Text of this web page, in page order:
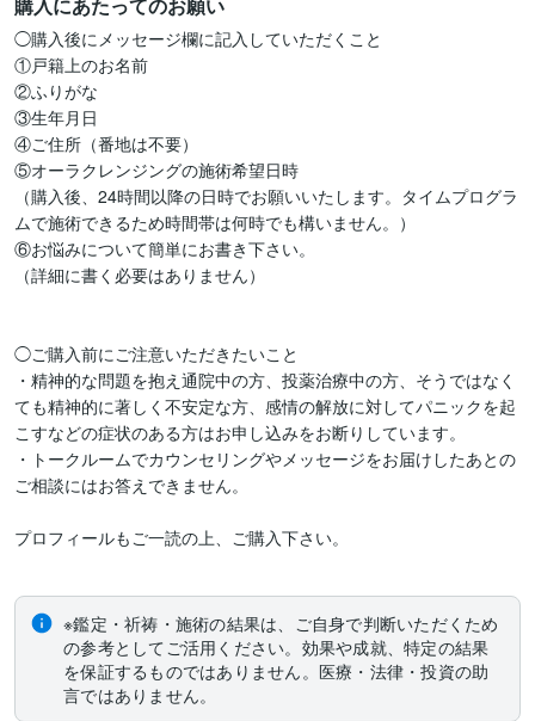
◯購入後にメッセージ欄に記入していただくこと
①戸籍上のお名前
②ふりがな
③生年月日
④ご住所（番地は不要）
⑤オーラクレンジングの施術希望日時
（購入後、24時間以降の日時でお願いいたします。タイムプログラ
ムで施術できるため時間帯は何時でも構いません。）
⑥お悩みについて簡単にお書き下さい。
（詳細に書く必要はありません）
◯ご購入前にご注意いただきたいこと
・精神的な問題を抱え通院中の方、投薬治療中の方、そうではなく
ても精神的に著しく不安定な方、感情の解放に対してパニックを起
こすなどの症状のある方はお申し込みをお断りしています。
・トークルームでカウンセリングやメッセージをお届けしたあとの
ご相談にはお答えできません。
プロフィールもご一読の上、ご購入下さい。
※鑑定・祈祷・施術の結果は、ご自身で判断いただくため
の参考としてご活用ください。効果や成就、特定の結果
を保証するものではありません。医療・法律・投資の助
言ではありません。